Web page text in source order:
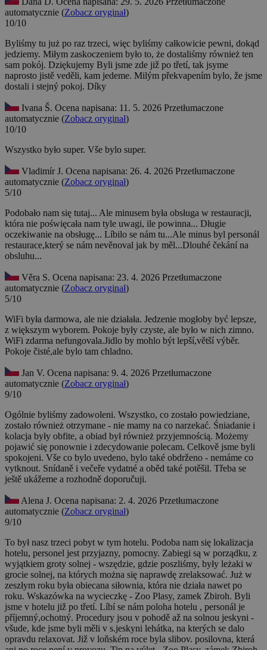
automatycznie (Zobacz oryginał)
10/10
Byliśmy tu już po raz trzeci, więc byliśmy całkowicie pewni, dokąd
jedziemy. Miłym zaskoczeniem było to, że dostaliśmy również ten
sam pokój. Dziękujemy Byli jsme zde již po třetí, tak jsyme
naprosto jistě veděli, kam jedeme. Milým překvapením bylo, že jsme
dostali i stejný pokoj. Díky
Ivana Š. Ocena napisana: 11. 5. 2026 Przetłumaczone
automatycznie (Zobacz oryginał)
10/10
Wszystko było super. Vše bylo super.
Vladimír J. Ocena napisana: 26. 4. 2026 Przetłumaczone
automatycznie (Zobacz oryginał)
5/10
Podobało nam się tutaj... Ale minusem była obsługa w restauracji,
która nie poświęcała nam tyle uwagi, ile powinna... Długie
oczekiwanie na obsługę... Líbilo se nám tu...Ale minus byl personál
restaurace,který se nám nevěnoval jak by měl...Dlouhé čekání na
obsluhu...
Věra S. Ocena napisana: 23. 4. 2026 Przetłumaczone
automatycznie (Zobacz oryginał)
5/10
WiFi była darmowa, ale nie działała. Jedzenie mogłoby być lepsze,
z większym wyborem. Pokoje były czyste, ale było w nich zimno.
WiFi zdarma nefungovala.Jidlo by mohlo být lepší,větší výběr.
Pokoje čisté,ale bylo tam chladno.
Jan V. Ocena napisana: 9. 4. 2026 Przetłumaczone
automatycznie (Zobacz oryginał)
9/10
Ogólnie byliśmy zadowoleni. Wszystko, co zostało powiedziane,
zostało również otrzymane - nie mamy na co narzekać. Śniadanie i
kolacja były obfite, a obiad był również przyjemnością. Możemy
pojawić się ponownie i zdecydowanie polecam. Celkově jsme byli
spokojeni. Vše co bylo uvedeno, bylo také obdrženo - nemáme co
vytknout. Snídaně i večeře vydatné a oběd také potěšil. Třeba se
ještě ukážeme a rozhodně doporučuji.
Alena J. Ocena napisana: 2. 4. 2026 Przetłumaczone
automatycznie (Zobacz oryginał)
9/10
To był nasz trzeci pobyt w tym hotelu. Podoba nam się lokalizacja
hotelu, personel jest przyjazny, pomocny. Zabiegi są w porządku, z
wyjątkiem groty solnej - wszędzie, gdzie poszliśmy, były leżaki w
grocie solnej, na których można się naprawdę zrelaksować. Już w
zeszłym roku była obiecana siłownia, która nie działa nawet po
roku. Wskazówka na wycieczkę - Zoo Plasy, zamek Zbiroh. Byli
jsme v hotelu již po třetí. Líbí se nám poloha hotelu , personál je
příjemný,ochotný. Procedury jsou v pohodě až na solnou jeskyni -
všude, kde jsme byli měli v s.jeskyni lehátka, na kterých se dalo
opravdu relaxovat. Již v loňském roce byla slibov. posilovna, která